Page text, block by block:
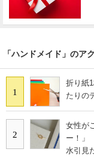
「ハンドメイド」のア
1
折り紙
たりの
2
女性が
ー！」
水引見